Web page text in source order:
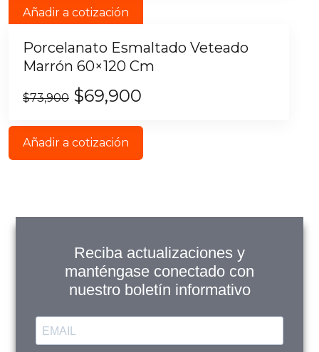
Añadir a cotización
Porcelanato Esmaltado Veteado
Marrón 60×120 Cm
$73,900 $69,900
Añadir a cotización
Reciba actualizaciones y
manténgase conectado con
nuestro boletín informativo